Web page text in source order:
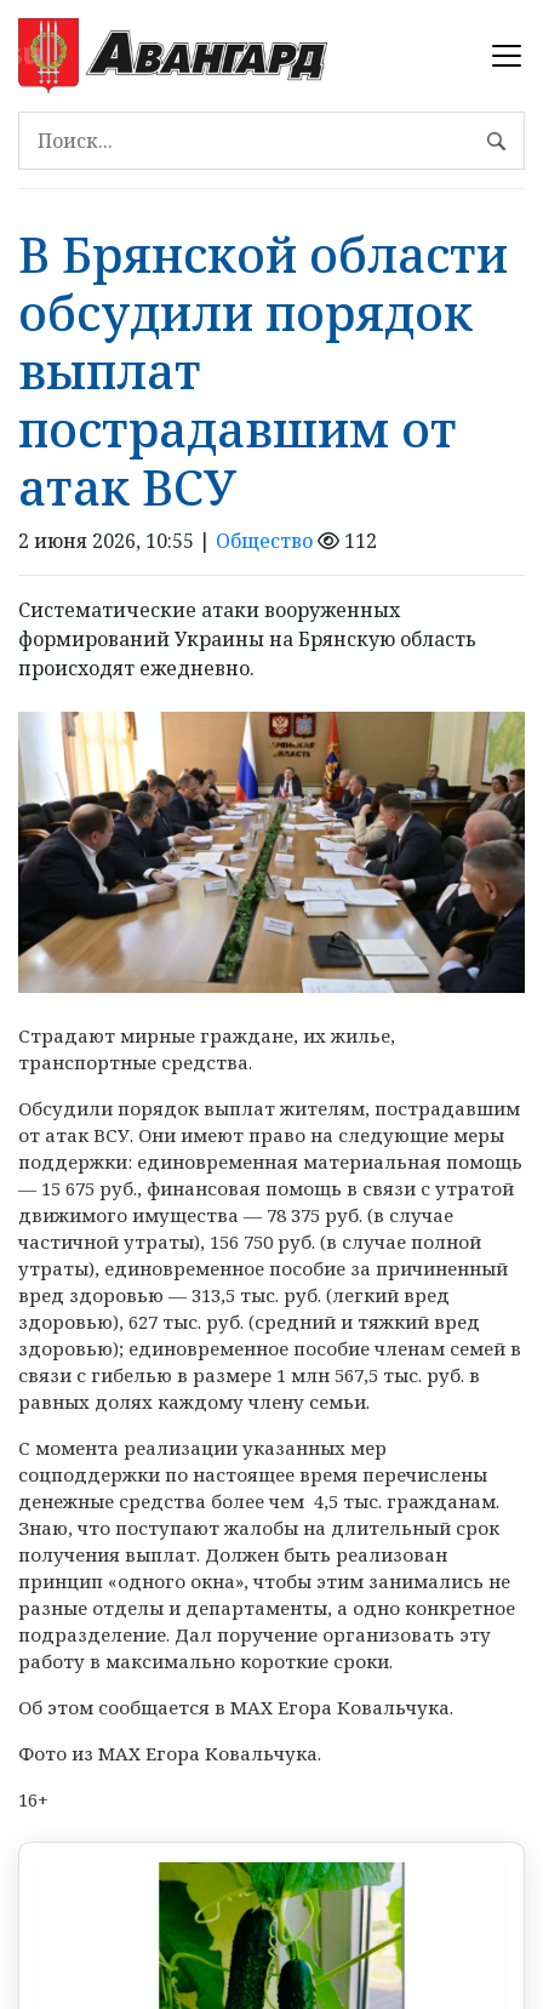
В Брянской области
обсудили порядок
выплат
пострадавшим от
атак ВСУ
2 июня 2026, 10:55 | Общество 112
Систематические атаки вооруженных
формирований Украины на Брянскую область
происходят ежедневно.
Страдают мирные граждане, их жилье,
транспортные средства.
Обсудили порядок выплат жителям, пострадавшим
от атак ВСУ. Они имеют право на следующие меры
поддержки: единовременная материальная помощь
— 15 675 руб., финансовая помощь в связи с утратой
движимого имущества — 78 375 руб. (в случае
частичной утраты), 156 750 руб. (в случае полной
утраты), единовременное пособие за причиненный
вред здоровью — 313,5 тыс. руб. (легкий вред
здоровью), 627 тыс. руб. (средний и тяжкий вред
здоровью); единовременное пособие членам семей в
связи с гибелью в размере 1 млн 567,5 тыс. руб. в
равных долях каждому члену семьи.
С момента реализации указанных мер
соцподдержки по настоящее время перечислены
денежные средства более чем 4,5 тыс. гражданам.
Знаю, что поступают жалобы на длительный срок
получения выплат. Должен быть реализован
принцип «одного окна», чтобы этим занимались не
разные отделы и департаменты, а одно конкретное
подразделение. Дал поручение организовать эту
работу в максимально короткие сроки.
Об этом сообщается в MAX Егора Ковальчука.
Фото из MAX Егора Ковальчука.
16+